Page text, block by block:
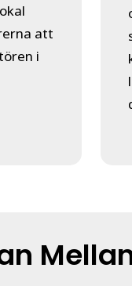
att
i